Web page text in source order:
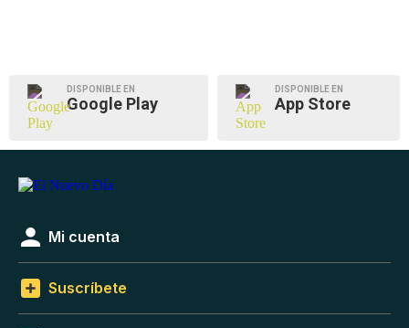
DISPONIBLE EN
Google Play
DISPONIBLE EN
App Store
Mi cuenta
Suscríbete